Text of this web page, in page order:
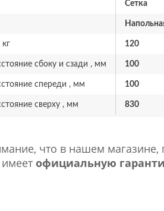
Сетка
120
сбоку и сзади , мм 100
спереди , мм 100
сверху , мм 830
что в нашем магазине,
официальную